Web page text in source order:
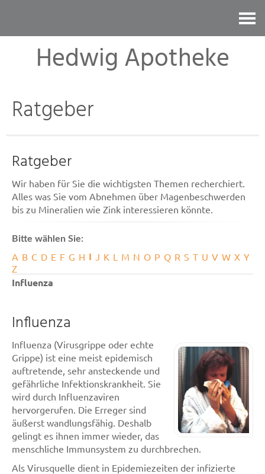
Hedwig Apotheke
Ratgeber
Ratgeber
Wir haben für Sie die wichtigsten Themen recherchiert.
Alles was Sie vom Abnehmen über Magenbeschwerden
bis zu Mineralien wie Zink interessieren könnte.
Bitte wählen Sie:
A B C D E F G H I J K L M N O P Q R S T U V W X Y
Z
Influenza
Influenza
Influenza (Virusgrippe oder echte
Grippe) ist eine meist epidemisch
auftretende, sehr ansteckende und
gefährliche Infektionskrankheit. Sie
wird durch Influenzaviren
hervorgerufen. Die Erreger sind
äußerst wandlungsfähig. Deshalb
gelingt es ihnen immer wieder, das
menschliche Immunsystem zu durchbrechen.
Als Virusquelle dient in Epidemiezeiten der infizierte